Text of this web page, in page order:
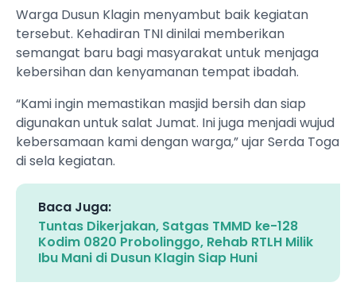
Warga Dusun Klagin menyambut baik kegiatan
tersebut. Kehadiran TNI dinilai memberikan
semangat baru bagi masyarakat untuk menjaga
kebersihan dan kenyamanan tempat ibadah.
“Kami ingin memastikan masjid bersih dan siap
digunakan untuk salat Jumat. Ini juga menjadi wujud
kebersamaan kami dengan warga,” ujar Serda Toga
di sela kegiatan.
Baca Juga:
Tuntas Dikerjakan, Satgas TMMD ke-128
Kodim 0820 Probolinggo, Rehab RTLH Milik
Ibu Mani di Dusun Klagin Siap Huni